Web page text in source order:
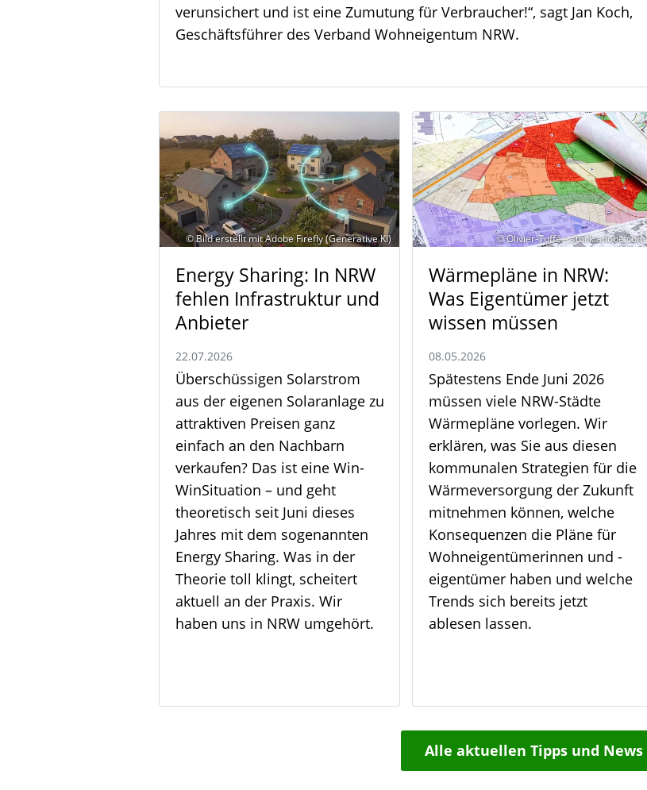
verunsichert und ist eine Zumutung für Verbraucher!“, sagt Jan Koch,
Geschäftsführer des Verband Wohneigentum NRW.
© Bild erstellt mit Adobe Firefly (Generative KI)
Energy Sharing: In NRW
fehlen Infrastruktur und
Anbieter
22.07.2026
Überschüssigen Solarstrom
aus der eigenen Solaranlage zu
attraktiven Preisen ganz
einfach an den Nachbarn
verkaufen? Das ist eine Win­
Win­Situation – und geht
theoretisch seit Juni dieses
Jahres mit dem sogenannten
Energy Sharing. Was in der
Theorie toll klingt, scheitert
aktuell an der Praxis. Wir
haben uns in NRW umgehört.
© Olivier-Tuffé – stock.adobe.com
Wärmepläne in NRW:
Was Eigentümer jetzt
wissen müssen
08.05.2026
Spätestens Ende Juni 2026
müssen viele NRW-Städte
Wärmepläne vorlegen. Wir
erklären, was Sie aus diesen
kommunalen Strategien für die
Wärmeversorgung der Zukunft
mitnehmen können, welche
Konsequenzen die Pläne für
Wohneigentümerinnen und -
eigentümer haben und welche
Trends sich bereits jetzt
ablesen lassen.
Alle aktuellen Tipps und News